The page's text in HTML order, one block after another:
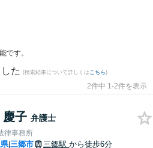
です。
た (検索結果について詳しくは こちら)
2件中 1-2件を表示
慶子 弁護士
律事務所
|三郷市 三郷駅 から徒歩6分